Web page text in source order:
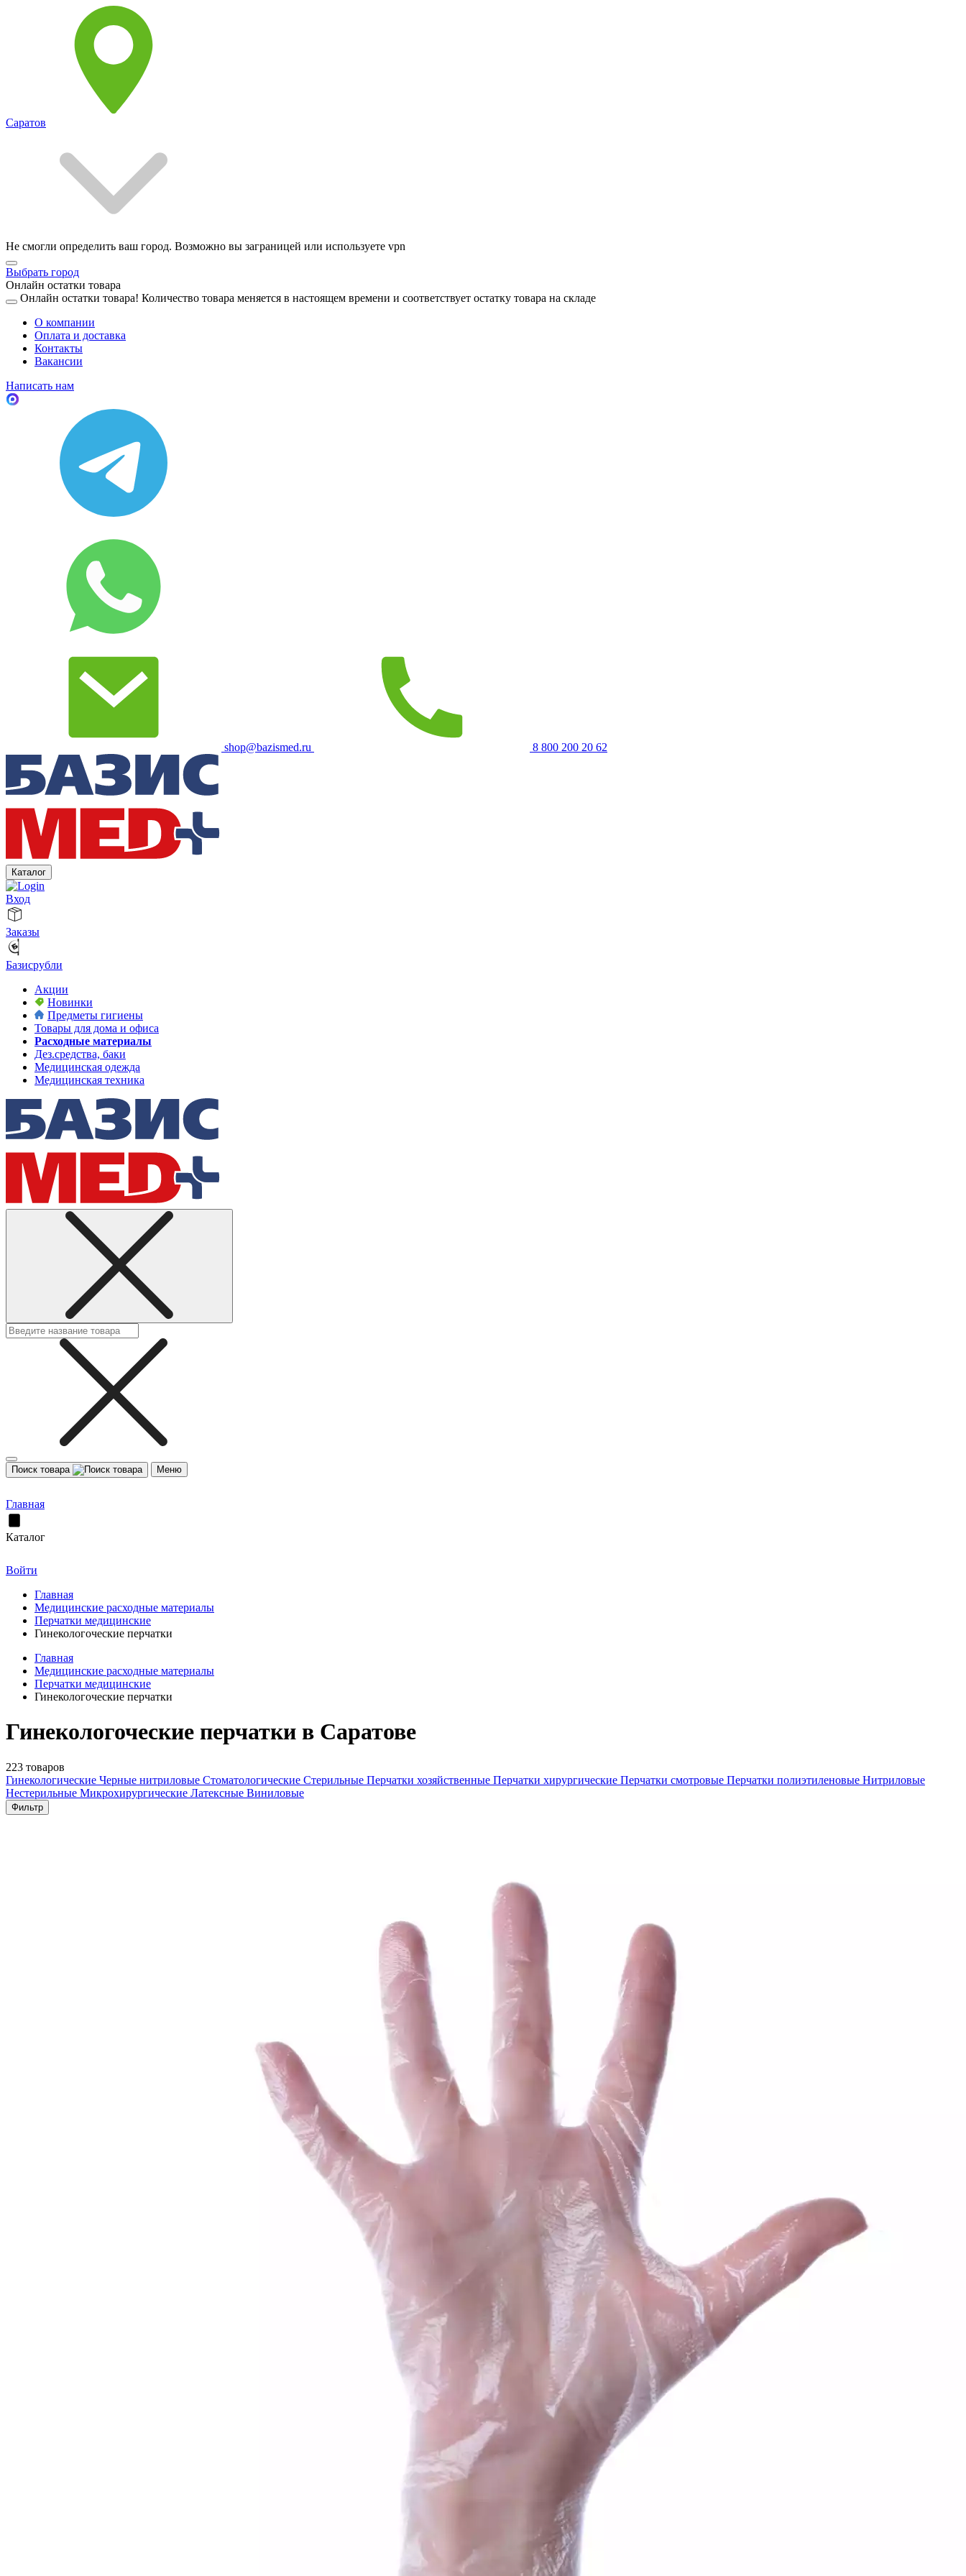
Саратов
Не смогли определить ваш город. Возможно вы заграницей или используете vpn
Выбрать город
Онлайн остатки товара
Онлайн остатки товара! Количество товара меняется в настоящем времени и соответствует остатку товара на складе
О компании
Оплата и доставка
Контакты
Вакансии
Написать нам
shop@bazismed.ru 8 800 200 20 62
Каталог
Вход
Заказы
Базисрубли
Акции
Новинки
Предметы гигиены
Товары для дома и офиса
Расходные материалы
Дез.средства, баки
Медицинская одежда
Медицинская техника
Поиск товара Меню
Главная
Каталог
Войти
Главная
Медицинские расходные материалы
Перчатки медицинские
Гинекологоческие перчатки
Главная
Медицинские расходные материалы
Перчатки медицинские
Гинекологоческие перчатки
Гинекологоческие перчатки в Саратове
223 товаров
Гинекологические Черные нитриловые Стоматологические Стерильные Перчатки хозяйственные Перчатки хирургические Перчатки смотровые Перчатки полиэтиленовые Нитриловые
Нестерильные Микрохирургические Латексные Виниловые
Фильтр